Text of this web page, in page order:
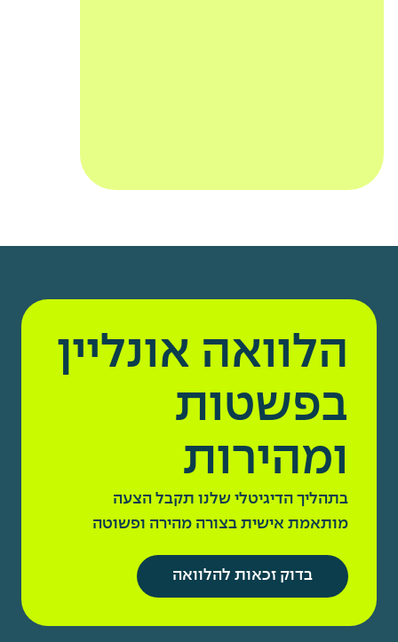
הלוואה אונליין
בפשטות
ומהירות
בתהליך הדיגיטלי שלנו תקבל הצעה
מותאמת אישית בצורה מהירה ופשוטה
בדוק זכאות להלוואה